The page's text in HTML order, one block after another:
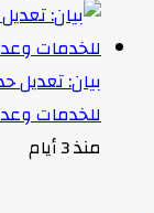
بيان: تعديل
للخدمات وعدد 2 قرية بالظهير
منذ 3 أيام